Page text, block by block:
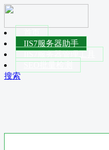
IIS7服务器助手
搜索